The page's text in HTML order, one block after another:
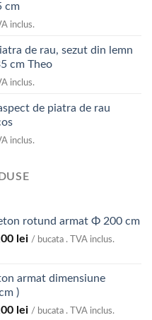
cm
inclus.
de rau, sezut din lemn
cm Theo
inclus.
de piatra de rau
inclus.
rotund armat Φ 200 cm
leiInterval
1.600,00 lei
la
/ bucata . TVA inclus.
armat dimensiune
)
leiInterval
/ bucata . TVA inclus.